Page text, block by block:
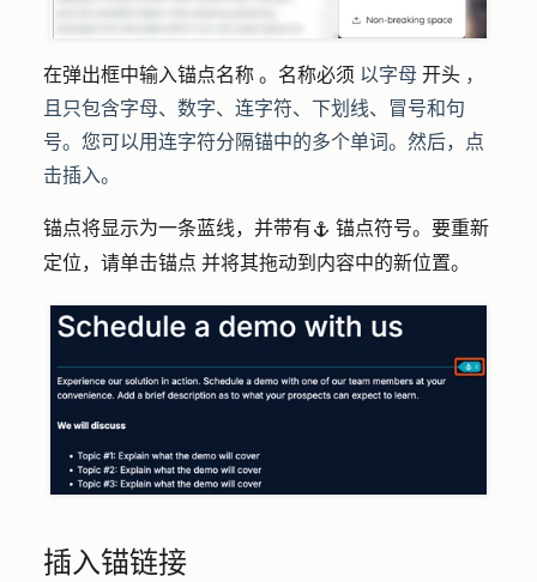
在弹出框中输入锚点名称 。名称必须 以字母 开头 ，
且只包含字母、数字、连字符、下划线、冒号和句
号。您可以用连字符分隔锚中的多个单词。然后，点
击插入。
锚点将显示为一条蓝线，并带有anchor 锚点符号。要重新
定位，请单击锚点 并将其拖动到内容中的新位置。
插入锚链接